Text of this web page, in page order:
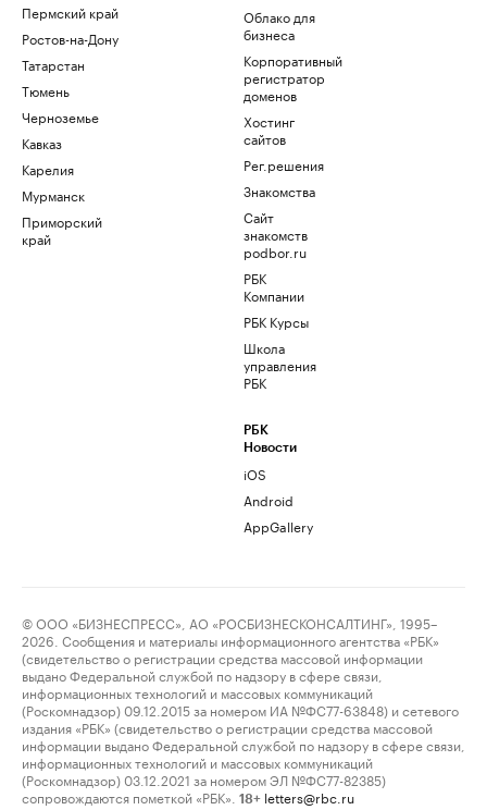
Пермский край
Ростов-на-Дону
Татарстан
Тюмень
Черноземье
Кавказ
Карелия
Мурманск
Приморский
край
Облако для
бизнеса
Корпоративный
регистратор
доменов
Хостинг
сайтов
Рег.решения
Знакомства
Сайт
знакомств
podbor.ru
РБК
Компании
РБК Курсы
Школа
управления
РБК
РБК
Новости
iOS
Android
AppGallery
© ООО «БИЗНЕСПРЕСС», АО «РОСБИЗНЕСКОНСАЛТИНГ», 1995–
2026. Сообщения и материалы информационного агентства «РБК»
(свидетельство о регистрации средства массовой информации
выдано Федеральной службой по надзору в сфере связи,
информационных технологий и массовых коммуникаций
(Роскомнадзор) 09.12.2015 за номером ИА №ФС77-63848) и сетевого
издания «РБК» (свидетельство о регистрации средства массовой
информации выдано Федеральной службой по надзору в сфере связи,
информационных технологий и массовых коммуникаций
(Роскомнадзор) 03.12.2021 за номером ЭЛ №ФС77-82385)
сопровождаются пометкой «РБК».
18+ letters@rbc.ru